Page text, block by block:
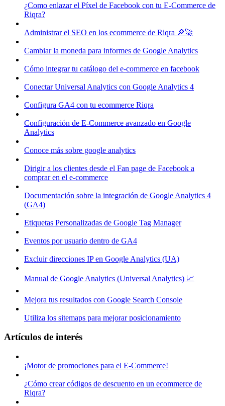
¿Como enlazar el Píxel de Facebook con tu E-Commerce de
Riqra?
Administrar el SEO en los ecommerce de Riqra 🔎🚀
Cambiar la moneda para informes de Google Analytics
Cómo integrar tu catálogo del e-commerce en facebook
Conectar Universal Analytics con Google Analytics 4
Configura GA4 con tu ecommerce Riqra
Configuración de E-Commerce avanzado en Google
Analytics
Conoce más sobre google analytics
Dirigir a los clientes desde el Fan page de Facebook a
comprar en el e-commerce
Documentación sobre la integración de Google Analytics 4
(GA4)
Etiquetas Personalizadas de Google Tag Manager
Eventos por usuario dentro de GA4
Excluir direcciones IP en Google Analytics (UA)
Manual de Google Analytics (Universal Analytics) 📈
Mejora tus resultados con Google Search Console
Utiliza los sitemaps para mejorar posicionamiento
Artículos de interés
¡Motor de promociones para el E-Commerce!
¿Cómo crear códigos de descuento en un ecommerce de
Riqra?